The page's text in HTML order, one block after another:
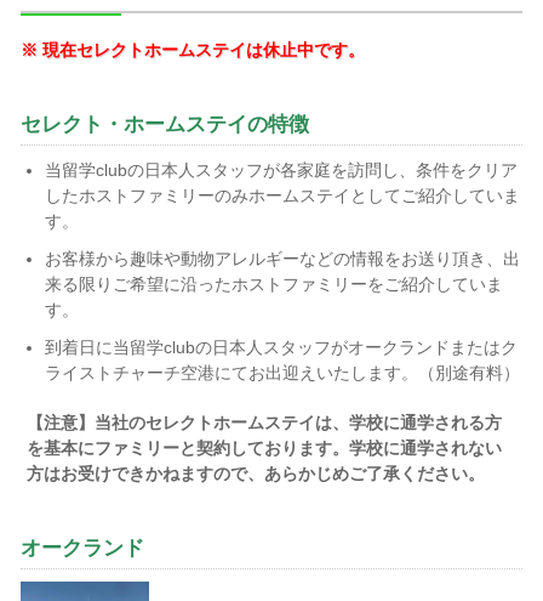
※ 現在セレクトホームステイは休止中です。
セレクト・ホームステイの特徴
当留学clubの日本人スタッフが各家庭を訪問し、条件をクリア
したホストファミリーのみホームステイとしてご紹介していま
す。
お客様から趣味や動物アレルギーなどの情報をお送り頂き、出
来る限りご希望に沿ったホストファミリーをご紹介していま
す。
到着日に当留学clubの日本人スタッフがオークランドまたはク
ライストチャーチ空港にてお出迎えいたします。（別途有料）
【注意】当社のセレクトホームステイは、学校に通学される方
を基本にファミリーと契約しております。学校に通学されない
方はお受けできかねますので、あらかじめご了承ください。
オークランド